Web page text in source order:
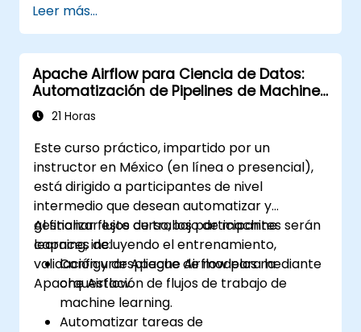
Analizar los datos del proceso para
identificar parámetros clave que
necesitan optimización.
Aplicar técnicas de aprendizaje
automático para ajustar finamente los
procesos de fabricación de
Leer más...
Apache Airflow para Ciencia de Datos:
Automatización de Pipelines de Machine
Learning
21 Horas
Este curso práctico, impartido por un
instructor en México (en línea o presencial),
está dirigido a participantes de nivel
intermedio que desean automatizar y
gestionar flujos de trabajo de machine
learning, incluyendo el entrenamiento,
validación y despliegue de modelos mediante
Apache Airflow.
Al finalizar este curso, los participantes serán
capaces de:
Configurar Apache Airflow para la
orquestación de flujos de trabajo de
machine learning.
Automatizar tareas de